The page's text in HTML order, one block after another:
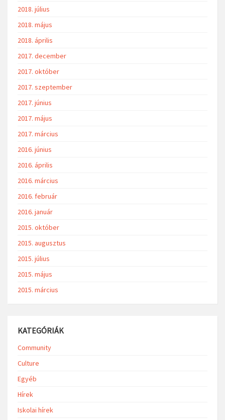
2018. július
2018. május
2018. április
2017. december
2017. október
2017. szeptember
2017. június
2017. május
2017. március
2016. június
2016. április
2016. március
2016. február
2016. január
2015. október
2015. augusztus
2015. július
2015. május
2015. március
KATEGÓRIÁK
Community
Culture
Egyéb
Hírek
Iskolai hírek